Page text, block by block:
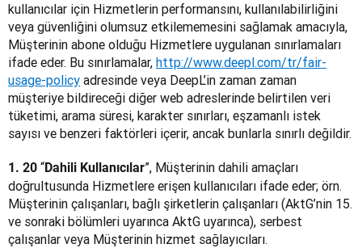
kullanıcılar için Hizmetlerin performansını, kullanılabilirliğini
veya güvenliğini olumsuz etkilememesini sağlamak amacıyla,
Müşterinin abone olduğu Hizmetlere uygulanan sınırlamaları
ifade eder. Bu sınırlamalar, http://www.deepl.com/tr/fair-
usage-policy adresinde veya DeepL’in zaman zaman
müşteriye bildireceği diğer web adreslerinde belirtilen veri
tüketimi, arama süresi, karakter sınırları, eşzamanlı istek
sayısı ve benzeri faktörleri içerir, ancak bunlarla sınırlı değildir.
1. 20 “Dahili Kullanıcılar”, Müşterinin dahili amaçları
doğrultusunda Hizmetlere erişen kullanıcıları ifade eder; örn.
Müşterinin çalışanları, bağlı şirketlerin çalışanları (AktG’nin 15.
ve sonraki bölümleri uyarınca AktG uyarınca), serbest
çalışanlar veya Müşterinin hizmet sağlayıcıları.